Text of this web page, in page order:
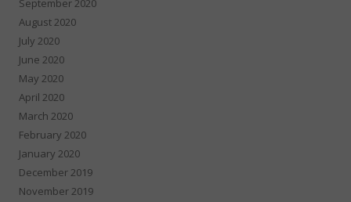
September 2020
August 2020
July 2020
June 2020
May 2020
April 2020
March 2020
February 2020
January 2020
December 2019
November 2019